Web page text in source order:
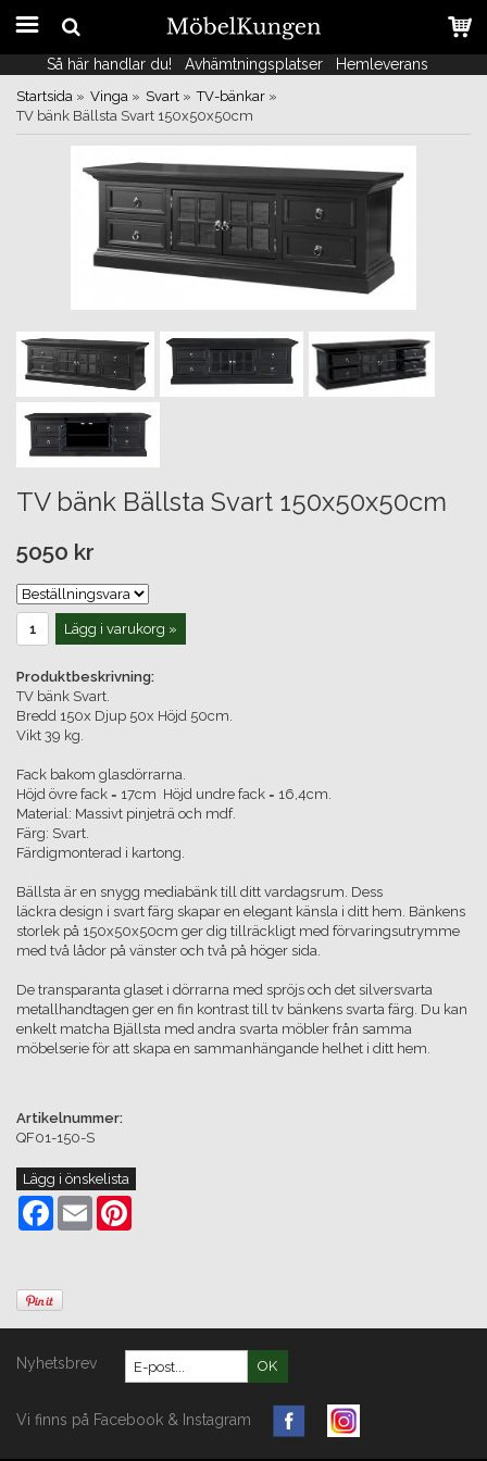
Så här handlar du! Avhämtningsplatser Hemleverans
Så här handlar du! Avhämtningsplatser Hemleverans
Startsida » Vinga » Svart » TV-bänkar »
TV bänk Bällsta Svart 150x50x50cm
TV bänk Bällsta Svart 150x50x50cm
5050 kr
Lägg i varukorg »
Produktbeskrivning:
TV bänk Svart.
Bredd 150x Djup 50x Höjd 50cm.
Vikt 39 kg.
Fack bakom glasdörrarna.
Höjd övre fack = 17cm Höjd undre fack = 16,4cm.
Material: Massivt pinjeträ och mdf.
Färg: Svart.
Färdigmonterad i kartong.
Bällsta är en snygg mediabänk till ditt vardagsrum. Dess
läckra design i svart färg skapar en elegant känsla i ditt hem. Bänkens
storlek på 150x50x50cm ger dig tillräckligt med förvaringsutrymme
med två lådor på vänster och två på höger sida.
De transparanta glaset i dörrarna med spröjs och det silversvarta
metallhandtagen ger en fin kontrast till tv bänkens svarta färg. Du kan
enkelt matcha Bjällsta med andra svarta möbler från samma
möbelserie för att skapa en sammanhängande helhet i ditt hem.
Artikelnummer:
QF01-150-S
Lägg i önskelista
Facebook
Email
Nyhetsbrev OK
Vi finns på Facebook & Instagram